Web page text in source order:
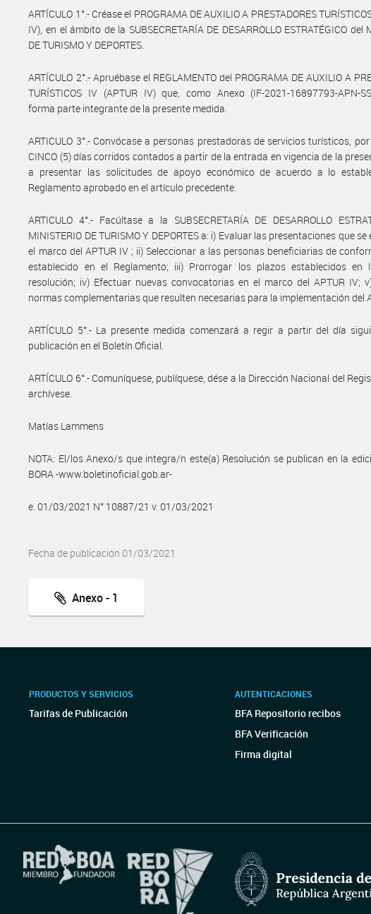
ARTÍCULO 1°.- Créase el PROGRAMA DE AUXILIO A PRESTADORES
IV), en el ámbito de la SUBSECRETARÍA DE DESARROLLO ESTRATÉGICO del
DE TURISMO Y DEPORTES.
ARTÍCULO 2°.- Apruébase el REGLAMENTO del PROGRAMA DE AUXILIO A
TURÍSTICOS IV (APTUR IV) que, como Anexo (IF-2021-16897793-APN-
forma parte integrante de la presente medida.
ARTICULO 3°.- Convócase a personas prestadoras de servicios turísticos,
CINCO (5) días corridos contados a partir de la entrada en vigencia de la
a presentar las solicitudes de apoyo económico de acuerdo a lo
Reglamento aprobado en el artículo precedente.
ARTICULO 4°.- Facúltase a la SUBSECRETARÍA DE DESARROLLO
MINISTERIO DE TURISMO Y DEPORTES a: i) Evaluar las presentaciones que
el marco del APTUR IV ; ii) Seleccionar a las personas beneficiarias de
establecido en el Reglamento; iii) Prorrogar los plazos establecidos en
resolución; iv) Efectuar nuevas convocatorias en el marco del APTUR IV;
normas complementarias que resulten necesarias para la implementación del
ARTÍCULO 5°.- La presente medida comenzará a regir a partir del día
publicación en el Boletín Oficial.
ARTÍCULO 6°.- Comuníquese, publíquese, dése a la Dirección Nacional del
archívese.
Matías Lammens
NOTA: El/los Anexo/s que integra/n este(a) Resolución se publican en la
BORA -www.boletinoficial.gob.ar-
e. 01/03/2021 N° 10887/21 v. 01/03/2021
Fecha de publicación 01/03/2021
Anexo - 1
PRODUCTOS Y SERVICIOS
Tarifas de Publicación
AUTENTICACIONES
BFA Repositorio recibos
BFA Verificación
Firma digital